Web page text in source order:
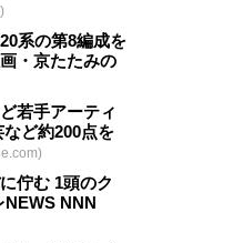
系の第8編成を
・京たたみの
若手アーティ
など約200点を
佇む 1頭のク
NEWS NNN